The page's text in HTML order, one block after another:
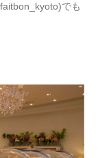
でも